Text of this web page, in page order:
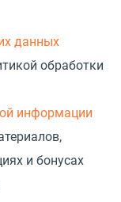
данных
обработки
информации
и бонусах